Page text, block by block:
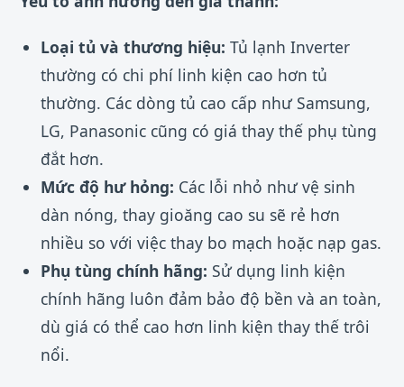
Loại tủ và thương hiệu: Tủ lạnh Inverter
thường có chi phí linh kiện cao hơn tủ
thường. Các dòng tủ cao cấp như Samsung,
LG, Panasonic cũng có giá thay thế phụ tùng
đắt hơn.
Mức độ hư hỏng: Các lỗi nhỏ như vệ sinh
dàn nóng, thay gioăng cao su sẽ rẻ hơn
nhiều so với việc thay bo mạch hoặc nạp gas.
Phụ tùng chính hãng: Sử dụng linh kiện
chính hãng luôn đảm bảo độ bền và an toàn,
dù giá có thể cao hơn linh kiện thay thế trôi
nổi.